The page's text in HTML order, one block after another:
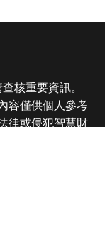
核重要資訊。
容僅供個人參考
律或侵犯智慧財